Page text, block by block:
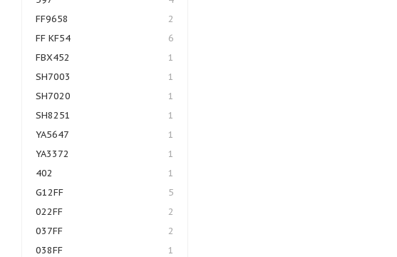
FF9658
2
FF KF54
6
FBX452
1
SH7003
1
SH7020
1
SH8251
1
YA5647
1
YA3372
1
402
1
G12FF
5
022FF
2
037FF
2
038FF
1